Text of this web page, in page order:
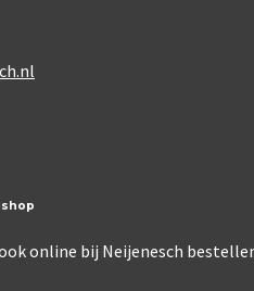
online bij Neijenesch